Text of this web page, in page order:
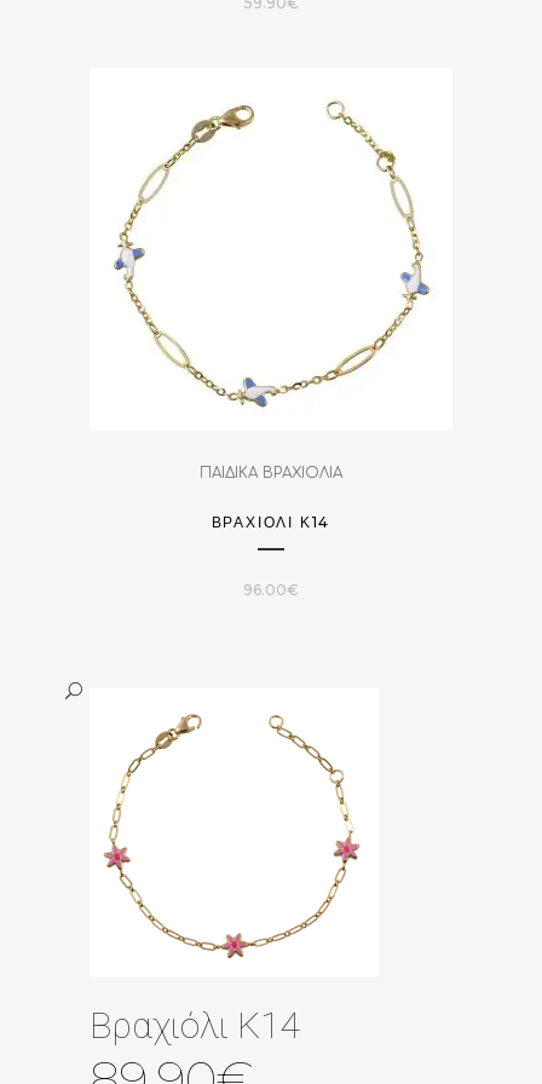
ΠΑΙΔΙΚΑ ΒΡΑΧΙΟΛΙΑ
ΒΡΑΧΙΌΛΙ Κ14
96.00€
Βραχιόλι Κ14